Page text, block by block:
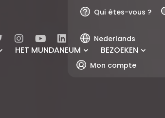
Qui êtes-vous ?
Nederlands
Mon compte
HET MUNDANEUM BEZOEKEN